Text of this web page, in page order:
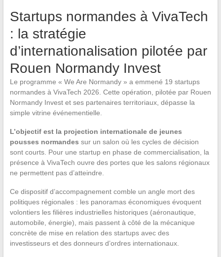
Startups normandes à VivaTech
: la stratégie
d’internationalisation pilotée par
Rouen Normandy Invest
Le programme « We Are Normandy » a emmené 19 startups
normandes à VivaTech 2026. Cette opération, pilotée par Rouen
Normandy Invest et ses partenaires territoriaux, dépasse la
simple vitrine événementielle.
L’objectif est la projection internationale de jeunes
pousses normandes sur un salon où les cycles de décision
sont courts. Pour une startup en phase de commercialisation, la
présence à VivaTech ouvre des portes que les salons régionaux
ne permettent pas d’atteindre.
Ce dispositif d’accompagnement comble un angle mort des
politiques régionales : les panoramas économiques évoquent
volontiers les filières industrielles historiques (aéronautique,
automobile, énergie), mais passent à côté de la mécanique
concrète de mise en relation des startups avec des
investisseurs et des donneurs d’ordres internationaux.